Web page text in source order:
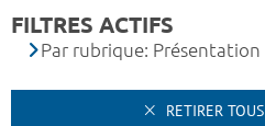
FILTRES ACTIFS
Par rubrique: Présentation
RETIRER